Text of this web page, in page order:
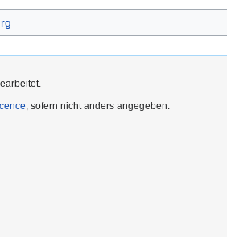
, sofern nicht anders angegeben.